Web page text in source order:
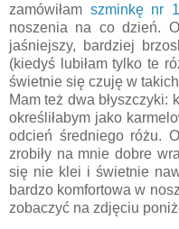
zamówiłam szminkę nr
noszenia na co dzień.
jaśniejszy, bardziej
(kiedyś lubiłam tylko te
świetnie się czuję w
Mam też dwa błyszczyki:
określiłabym jako
odcień średniego różu.
zrobiły na mnie dobre
się nie klei i świetnie
bardzo komfortowa w
zobaczyć na zdjęciu